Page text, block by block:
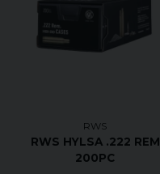
RWS
RWS HYLSA .222 REM
200PC